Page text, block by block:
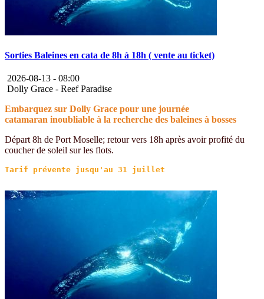
Sorties Baleines en cata de 8h à 18h ( vente au ticket)
2026-08-13 - 08:00
Dolly Grace - Reef Paradise
Embarquez sur Dolly Grace pour une journée
catamaran inoubliable à la recherche des baleines à bosses
Départ 8h de Port Moselle; retour vers 18h après avoir profité du
coucher de soleil sur les flots.